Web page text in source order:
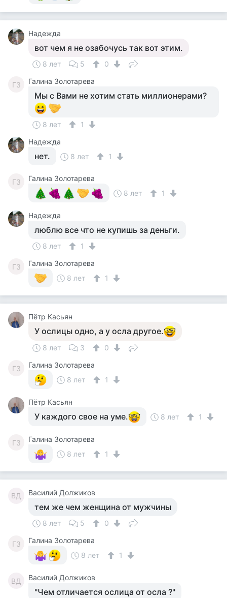
Надежда
вот чем я не озабочусь так вот этим.
8 лет 5 0
ГЗ Галина Золотарева
Мы с Вами не хотим стать миллионерами?
8 лет
1
Надежда
нет. 8 лет 1
ГЗ
Галина Золотарева
8 лет
1
Надежда
люблю все что не купишь за деньги.
8 лет 1
ГЗ
Галина Золотарева
8 лет
1
Пётр Касьян
У ослицы одно, а у осла другое.
8 лет 3 0
ГЗ
Галина Золотарева
8 лет
1
Пётр Касьян
У каждого свое на уме. 8 лет 1
ГЗ
Галина Золотарева
8 лет
1
ВД Василий Должиков
тем же чем женщина от мужчины
8 лет 5 0
ГЗ
Галина Золотарева
8 лет
1
ВД Василий Должиков
"Чем отличается ослица от осла ?"